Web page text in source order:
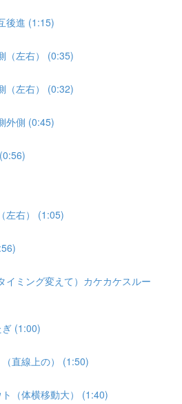
後進 (1:15)
（左右） (0:35)
（左右） (0:32)
外側 (0:45)
左右） (1:05)
イミング変えて）カケカケスルー
(1:00)
直線上の） (1:50)
（体横移動大） (1:40)